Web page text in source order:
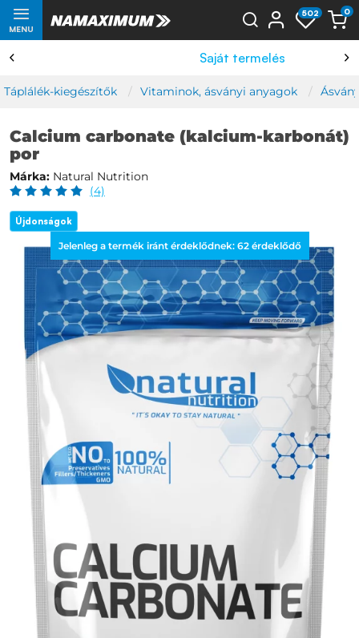
MENU
502 0
Saját termelés
Táplálék-kiegészítők Vitaminok, ásványi anyagok
Calcium carbonate (kalcium-karbonát)
por
Márka: Natural Nutrition
(4)
Újdonságok
Jelenleg a termék iránt érdeklődnek: 62érdeklődő